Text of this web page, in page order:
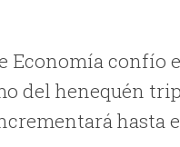
Economía confío
del henequén
hasta